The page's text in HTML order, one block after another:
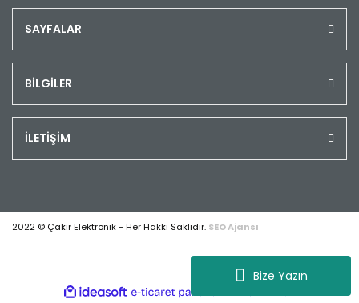
Bize Yazın
SAYFALAR
BİLGİLER
İLETİŞİM
2022 © Çakır Elektronik - Her Hakkı Saklıdır. SEO Ajansı
ideasoft